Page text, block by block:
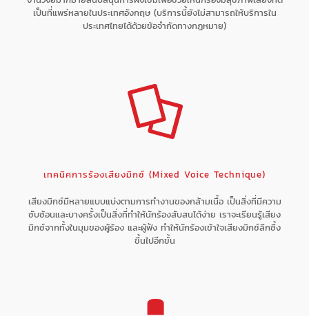
เป็นที่แพร่หลายในประเทศอังกฤษ (บริการนี้ยังไม่สามารถให้บริการใน
ประเทศไทยได้ด้วยข้อจำกัดทางกฏหมาย)
เทคนิคการร้องเสียงมิกซ์ (Mixed Voice Technique)
เสียงมิกซ์มีหลายแบบแบ่งตามการทำงานของกล้ามเนื้อ เป็นสิ่งที่มีความ
ซับซ้อนและบางครั้งเป็นสิ่งที่ทำให้นักร้องสับสนได้ง่าย เราจะเรียนรู้เสียง
มิกซ์จากทั้งในมุมของผู้ร้อง และผู้ฟัง ทำให้นักร้องเข้าใจเสียงมิกซ์ลึกซึ้ง
ขึ้นไปอีกขั้น